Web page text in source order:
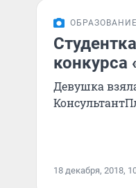
ОБРАЗОВАНИЕ
конкурса
Девушка
18 декабря, 2018,